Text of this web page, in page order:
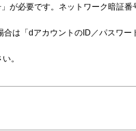
が必要です。ネットワーク暗証番
は「dアカウントのID／パスワー
。